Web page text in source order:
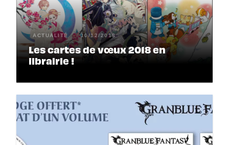
ACTUALITÉ 10/12/2018
Les cartes de vœux 2018 en
librairie !